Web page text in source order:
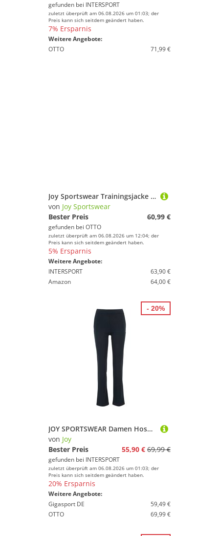
gefunden bei INTERSPORT
zuletzt überprüft am 06.08.2026 um 01:03; der
Preis kann sich seitdem geändert haben.
7% Ersparnis
Weitere Angebote:
OTTO
71,99 €
Joy Sportswear Trainingsjacke D SWEATJACKE PEGGY sportlicher Stil, mit Reißverschluss, gerader Abschluss, aus Polyester
von Joy Sportswear
Bester Preis
60,99 €
gefunden bei OTTO
zuletzt überprüft am 06.08.2026 um 12:04; der
Preis kann sich seitdem geändert haben.
5% Ersparnis
Weitere Angebote:
INTERSPORT
63,90 €
Amazon
64,00 €
JOY SPORTSWEAR Damen Hose SINA
von Joy
Bester Preis
55,90 € 69,99 €
gefunden bei INTERSPORT
zuletzt überprüft am 06.08.2026 um 01:03; der
Preis kann sich seitdem geändert haben.
20% Ersparnis
Weitere Angebote:
Gigasport DE
59,49 €
OTTO
69,99 €
- 20%